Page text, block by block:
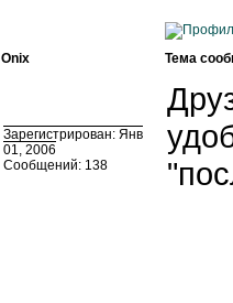
Onix Тема
Зарегистрирован: Янв
01, 2006
Сообщений: 138